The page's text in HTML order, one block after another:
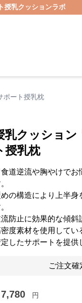
授乳クッションラボ
ポート授乳枕
乳クッション
授乳枕
食道逆流や胸やけで
の構造により上半身
防止に効果的な傾斜
度素材を使用してい
したサポートを提供
ご注文
7,780 円